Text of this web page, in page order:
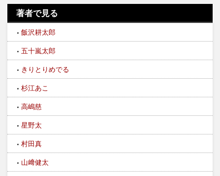
著者で見る
飯沢耕太郎
五十嵐太郎
きりとりめでる
杉江あこ
高嶋慈
星野太
村田真
山﨑健太